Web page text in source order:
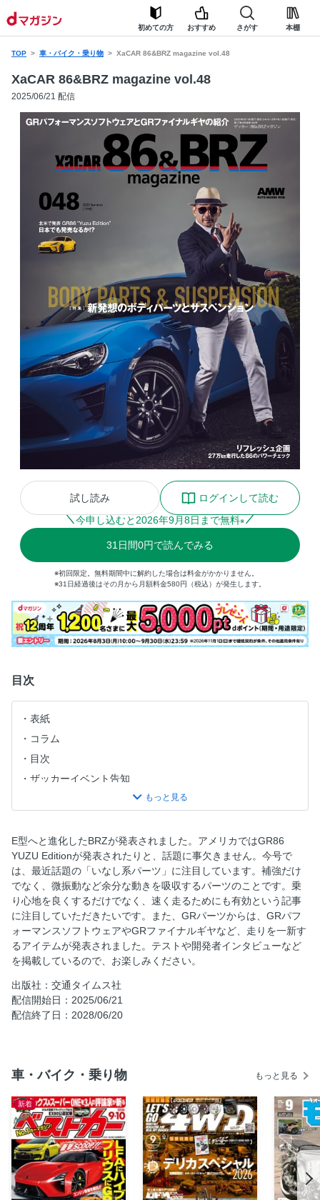
初めての方 おすすめ さがす 本棚
TOP 車・バイク・乗り物 XaCAR 86&BRZ magazine vol.48
XaCAR 86&BRZ magazine vol.48
2025/06/21 配信
試し読み
ログインして読む
今申し込むと 2026年9月8日まで無料※
31 日間0円で読んでみる
※初回限定。無料期間中に解約した場合は料金がかかりません。
※31日経過後はその月から月額料金580円（税込）が発生します。
目次
表紙
コラム
目次
ザッカーイベント告知
クレイジーケンバンド 横山 剣 86を語る
最新GRパーツ紹介
DK86土屋圭市
沢すみれGR86の里親になる
WHEEL NOW！ RAYS／MID RACING／WEDS
XaCARガレージ ビューティフルカーズ
『いなし系』ボディパーツ and サスペンションの薦め
GTNETって何？
27万キロ86リフレッシュプロジェクト
オートサービスカンキ ZN6のZN8化プロジェクト
ドリフトレポート（FDJ／D1）
GR86/BRZ CUP（BRZの軌跡）
お試しフォーミュラジムカーナ参戦レポート
モータースポーツ特捜班
マルマンモーターズ コラム
ピストン コラム
木下隆之 コラム
E型へと進化したBRZが発表されました。アメリカではGR86
YUZU Editionが発表されたりと、話題に事欠きません。今号で
は、最近話題の「いなし系パーツ」に注目しています。補強だけ
でなく、微振動など余分な動きを吸収するパーツのことです。乗
り心地を良くするだけでなく、速く走るためにも有効という記事
に注目していただきたいです。また、GRパーツからは、GRパフ
ォーマンスソフトウェアやGRファイナルギヤなど、走りを一新す
るアイテムが発表されました。テストや開発者インタビューなど
を掲載しているので、お楽しみください。
出版社：交通タイムス社
配信開始日：2025/06/21
配信終了日：2028/06/20
車・バイク・乗り物 もっと見る
新着